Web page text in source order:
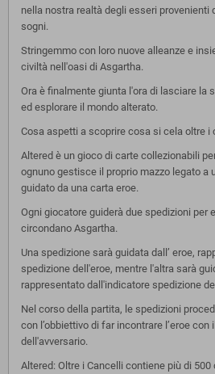
nella nostra realtà degli esseri provenienti
sogni.
Stringemmo con loro nuove alleanze e
civiltà nell'oasi di Asgartha.
Ora è finalmente giunta l'ora di lasciare la
ed esplorare il mondo alterato.
Cosa aspetti a scoprire cosa si cela oltre i
Altered è un gioco di carte collezionabili
ognuno gestisce il proprio mazzo legato a
guidato da una carta eroe.
Ogni giocatore guiderà due spedizioni per
circondano Asgartha.
Una spedizione sarà guidata dall’ eroe,
spedizione dell'eroe, mentre l'altra sarà
rappresentato dall'indicatore spedizione
Nel corso della partita, le spedizioni
con l’obbiettivo di far incontrare l’eroe
dell'avversario.
Altered: Oltre i Cancelli contiene più di